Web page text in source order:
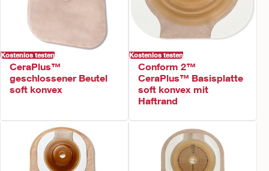
Kostenlos testen
CeraPlus™
geschlossener Beutel
soft konvex
Kostenlos testen
Conform 2™
CeraPlus™ Basisplatte
soft konvex mit
Haftrand